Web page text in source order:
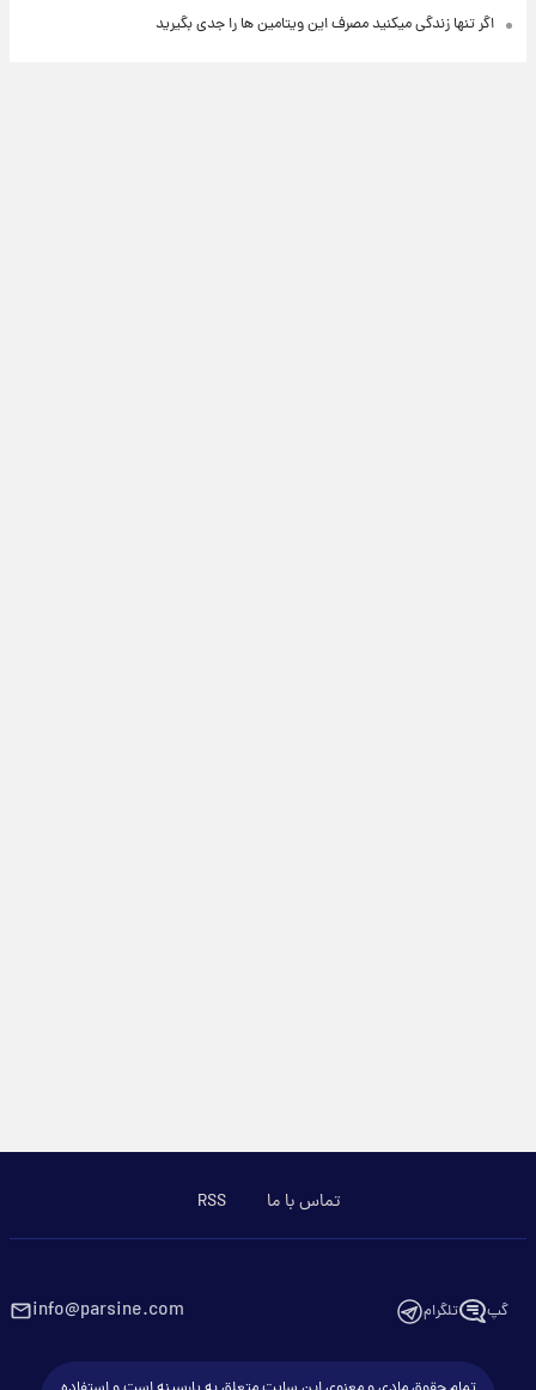
اگر تنها زندگی میکنید مصرف این ویتامین ها را جدی بگیرید
تماس با ما RSS
گپ تلگرام info@parsine.com